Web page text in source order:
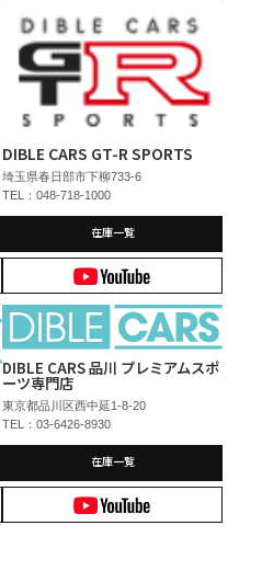
DIBLE CARS GT-R SPORTS
埼玉県春日部市下柳733-6
TEL：048-718-1000
在庫一覧
DIBLE CARS 品川 プレミアムスポ
ーツ専門店
東京都品川区西中延1-8-20
TEL：03-6426-8930
在庫一覧